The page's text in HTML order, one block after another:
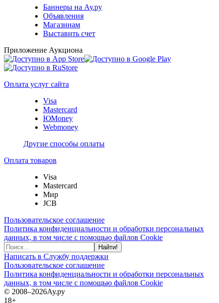
Баннеры на Ау.ру
Объявления
Магазинам
Выставить счет
Приложение Аукциона
Оплата услуг сайта
Visa
Mastercard
ЮMoney
Webmoney
Другие способы оплаты
Оплата товаров
Visa
Mastercard
Мир
JCB
Пользовательское соглашение
Политика конфиденциальности и обработки персональных
данных, в том числе с помощью файлов Cookie
Найти!
Написать в Службу поддержки
Пользовательское соглашение
Политика конфиденциальности и обработки персональных
данных, в том числе с помощью файлов Cookie
© 2008–2026Ау.ру
18+